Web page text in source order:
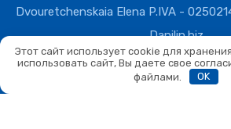
Dvouretchenskaia Elena P.IVA -
Danilin.biz
Этот сайт использует cookie для
использовать сайт, Вы даете свое
файлами.
OK